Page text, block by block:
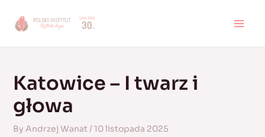
Katowice – I twarz i
głowa
By Andrzej Wanat/10 listopada 2025